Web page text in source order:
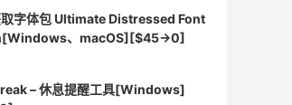
取字体包 Ultimate Distressed Font
、macOS][$45→0]
– 休息提醒工具[Windows]